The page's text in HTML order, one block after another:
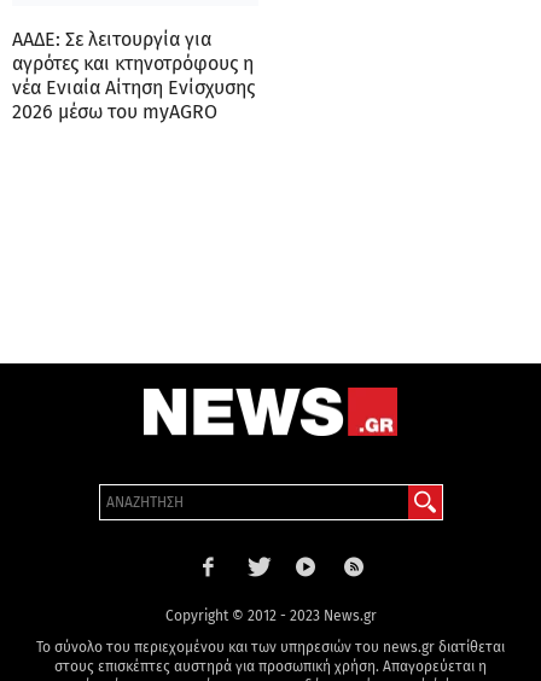
ΑΑΔΕ: Σε λειτουργία για
αγρότες και κτηνοτρόφους η
νέα Ενιαία Αίτηση Ενίσχυσης
2026 μέσω του myAGRO
Copyright © 2012 - 2023 News.gr
Το σύνολο του περιεχομένου και των υπηρεσιών του news.gr διατίθεται
στους επισκέπτες αυστηρά για προσωπική χρήση. Απαγορεύεται η